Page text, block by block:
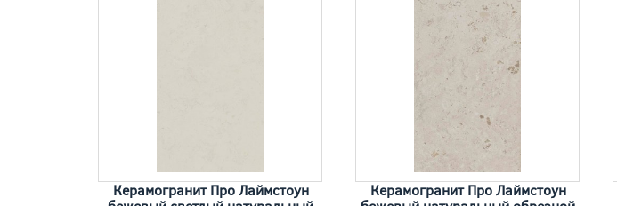
Керамогранит Про Лаймстоун
Керамогранит Про Лаймстоун